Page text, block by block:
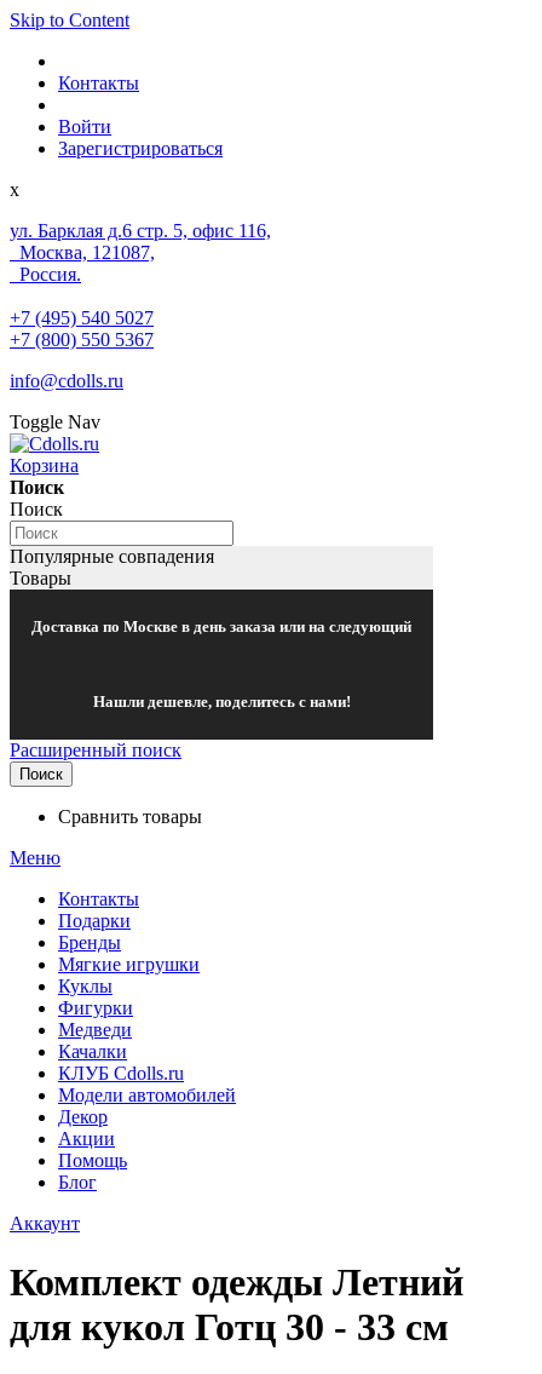
Skip to Content
Контакты
Войти
Зарегистрироваться
x
ул. Барклая д.6 стр. 5, офис 116,
Москва, 121087,
Россия.
+7 (495) 540 5027
+7 (800) 550 5367
info@cdolls.ru
Toggle Nav
Корзина
Поиск
Поиск
Популярные совпадения
Товары
Доставка по Москве в день заказа или на следующий
Нашли дешевле, поделитесь с нами!
Расширенный поиск
Поиск
Сравнить товары
Меню
Контакты
Подарки
Бренды
Мягкие игрушки
Куклы
Фигурки
Медведи
Качалки
КЛУБ Cdolls.ru
Модели автомобилей
Декор
Акции
Помощь
Блог
Аккаунт
Комплект одежды Летний
для кукол Готц 30 - 33 см